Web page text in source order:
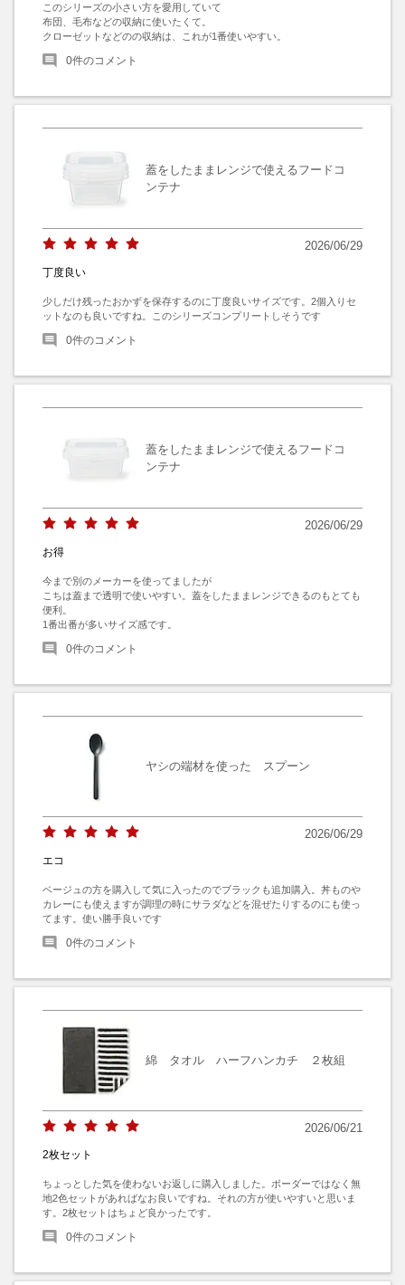
このシリーズの小さい方を愛用していて
布団、毛布などの収納に使いたくて。
クローゼットなどのの収納は、これが1番使いやすい。
0件のコメント
蓋をしたままレンジで使えるフードコ
ンテナ
2026/06/29
丁度良い
少しだけ残ったおかずを保存するのに丁度良いサイズです。2個入りセ
ットなのも良いですね。このシリーズコンプリートしそうです
0件のコメント
蓋をしたままレンジで使えるフードコ
ンテナ
2026/06/29
お得
今まで別のメーカーを使ってましたが
こちは蓋まで透明で使いやすい。蓋をしたままレンジできるのもとても
便利。
1番出番が多いサイズ感です。
0件のコメント
ヤシの端材を使った スプーン
2026/06/29
エコ
ベージュの方を購入して気に入ったのでブラックも追加購入。丼ものや
カレーにも使えますが調理の時にサラダなどを混ぜたりするのにも使っ
てます。使い勝手良いです
0件のコメント
綿 タオル ハーフハンカチ ２枚組
2026/06/21
2枚セット
ちょっとした気を使わないお返しに購入しました。ボーダーではなく無
地2色セットがあればなお良いですね。それの方が使いやすいと思いま
す。2枚セットはちょど良かったです。
0件のコメント